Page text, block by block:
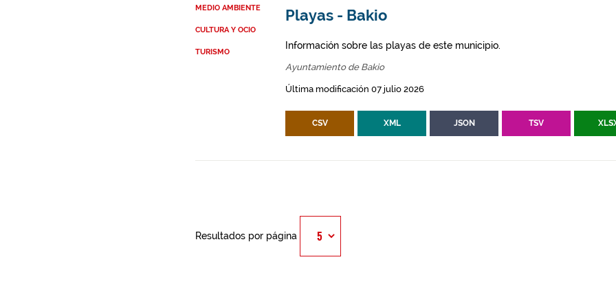
MEDIO AMBIENTE
CULTURA Y OCIO
TURISMO
Playas - Bakio
Información sobre las playas de este municipio.
Ayuntamiento de Bakio
Última modificación 07 julio 2026
CSV XML JSON TSV
Resultados por página